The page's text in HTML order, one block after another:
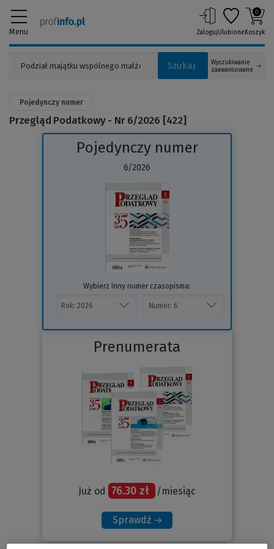
Menu
Szukaj
Wyszukiwanie
zaawansowane
ZalogujUlubione
0
Koszyk
Pojedynczy numer
Przegląd Podatkowy - Nr 6/2026 [422]
Pojedynczy numer
6/2026
do
strony)
Wybierz inny numer czasopisma:
Prenumerata
Już od 76.30 zł /miesiąc
Sprawdź